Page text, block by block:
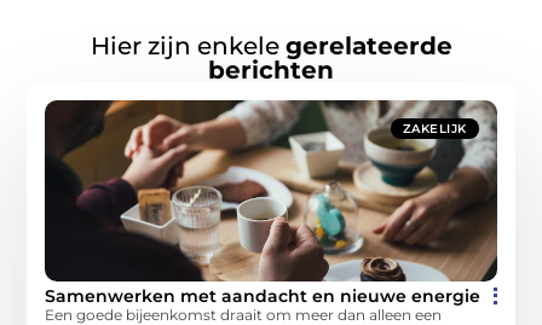
Hier zijn enkele gerelateerde
berichten
ZAKELIJK
Samenwerken met aandacht en nieuwe energie
Een goede bijeenkomst draait om meer dan alleen een